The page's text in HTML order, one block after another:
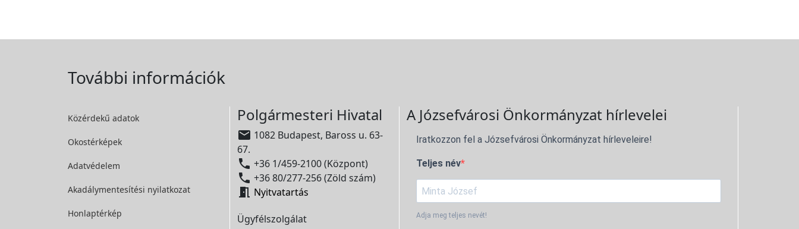
További információk
Közérdekű adatok
Okostérképek
Adatvédelem
Akadálymentesítési nyilatkozat
Honlaptérkép
Polgármesteri Hivatal
 1082 Budapest, Baross u. 63-
67.
 +36 1/459-2100 (Központ)
 +36 80/277-256 (Zöld szám)
 Nyitvatartás
Ügyfélszolgálat
A Józsefvárosi Önkormányzat hírlevelei
Iratkozzon fel a Józsefvárosi Önkormányzat hírleveleire!
Teljes név
Adja meg teljes nevét!